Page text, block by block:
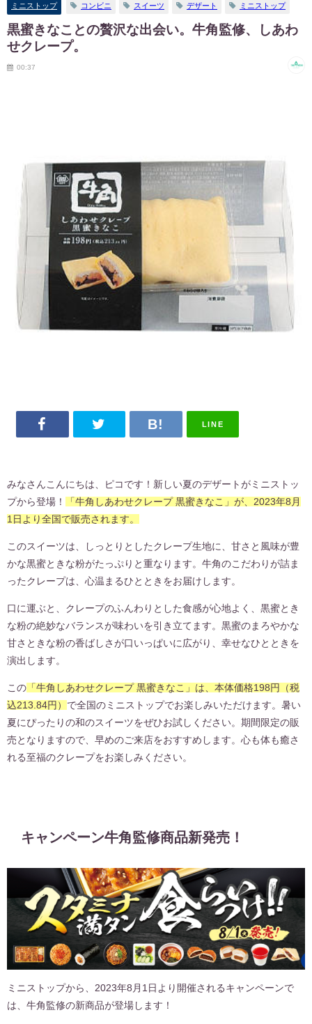
ミニストップ コンビニ スイーツ デザート ミニストップ
黒蜜きなことの贅沢な出会い。牛角監修、しあわ
せクレープ。
00:37
LINE
みなさんこんにちは、ピコです！新しい夏のデザートがミニストッ
プから登場！
「牛角しあわせクレープ 黒蜜きなこ」が、2023年8月
1日より全国で販売されます。
このスイーツは、しっとりとしたクレープ生地に、甘さと風味が豊
かな黒蜜ときな粉がたっぷりと重なります。牛角のこだわりが詰ま
ったクレープは、心温まるひとときをお届けします。
口に運ぶと、クレープのふんわりとした食感が心地よく、黒蜜とき
な粉の絶妙なバランスが味わいを引き立てます。黒蜜のまろやかな
甘さときな粉の香ばしさが口いっぱいに広がり、幸せなひとときを
演出します。
この 「牛角しあわせクレープ 黒蜜きなこ」は、本体価格198円（税
込213.84円） で全国のミニストップでお楽しみいただけます。暑い
夏にぴったりの和のスイーツをぜひお試しください。期間限定の販
売となりますので、早めのご来店をおすすめします。心も体も癒さ
れる至福のクレープをお楽しみください。
キャンペーン牛角監修商品新発売！
ミニストップから、2023年8月1日より開催されるキャンペーンで
は、牛角監修の新商品が登場します！